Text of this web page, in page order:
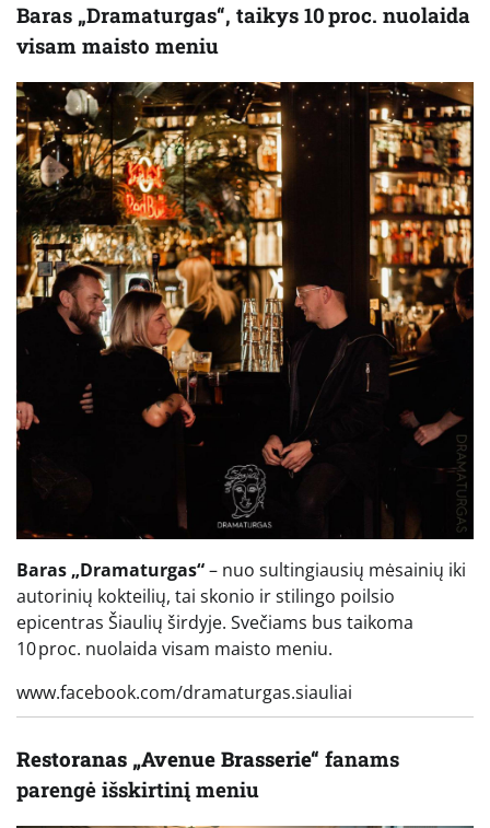
Baras „Dramaturgas“, taikys 10 proc. nuolaida
visam maisto meniu
Baras „Dramaturgas“– nuo sultingiausių mėsainių iki
autorinių kokteilių, tai skonio ir stilingo poilsio
epicentras Šiaulių širdyje. Svečiams bus taikoma
10 proc. nuolaida visam maisto meniu.
www.facebook.com/dramaturgas.siauliai
Restoranas „Avenue Brasserie“ fanams
parengė išskirtinį meniu